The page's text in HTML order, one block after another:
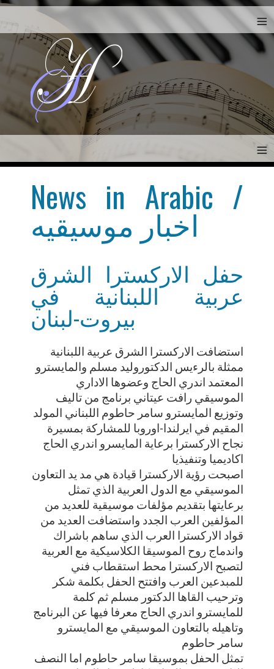
≡
≡
News in Arabic /
اخبار موسيقيه
حفل الاركسترا الشرق
عربية اللبنانية في
بيروت-لبنان
استضافت الاركسترا الشرق عربية اللبنانية
ممثلة بالرءيس الدكتوروليد مسلم والمايسترو
المعتمد اندري الحاج وعضوها الاداري
الموسيقي رافت عيتاني برنامج من تاليف
وتوزيع المايسترو سامر حاطوم اللبناني المولد
المقيم في ايرلندا-اوروبا للمشاركة بمسيرة
نجاح الاركسترا برعاية المايسرو اندري الحاج
اكاديميا وتنفيذيا
اصبحت رؤية الاركسترا قيادة هي مد يد التعاون
الموسيقي مع الدول العربية الذي تمثل
برعايتها بتقديم مؤلفات موسيقية للعديد من
المؤلفين العرب الجدد واستضافت العديد من
قواد الاركسترا العرب الذي ساهم باشراك
واندماج روح الموسيقا الكلاسيكية مع العربية
لتصبح الاركسترا محط استقطاب فني
للمبدعين العرب وافتتح الحفل بكلمة شكر
وترحيب القاها الدكتور مسلم ثم كلمة
للمايسترو اندري الحاج معرفا فيها عن البرنامج
وتاهيله بالتعاون الموسيقي مع المايسترو
سامر حاطوم
تمثل الحفل بموسيقا سامر حاطوم اما النصف